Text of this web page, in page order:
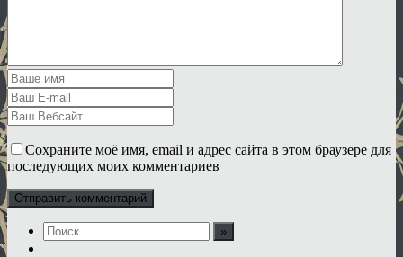
Сохраните моё имя, email и адрес сайта в этом браузере для
последующих моих комментариев